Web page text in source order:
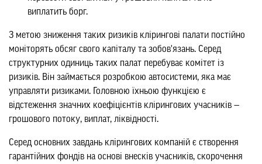
виплатить борг.
З метою зниження таких ризиків клірингові палати постійно
моніторять обсяг свого капіталу та зобов'язань. Серед
структурних одиниць таких палат перебуває комітет із
ризиків. Він займається розробкою автосистеми, яка має
управляти ризиками. Головною їхньою функцією є
відстеження значних коефіцієнтів клірингових учасників —
грошового потоку, виплат, ліквідності.
Серед основних завдань клірингових компаній є створення
гарантійних фондів на основі внесків учасників, скорочення